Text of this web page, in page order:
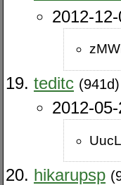
2012-
teditc (941d)
2012-
hikarupsp